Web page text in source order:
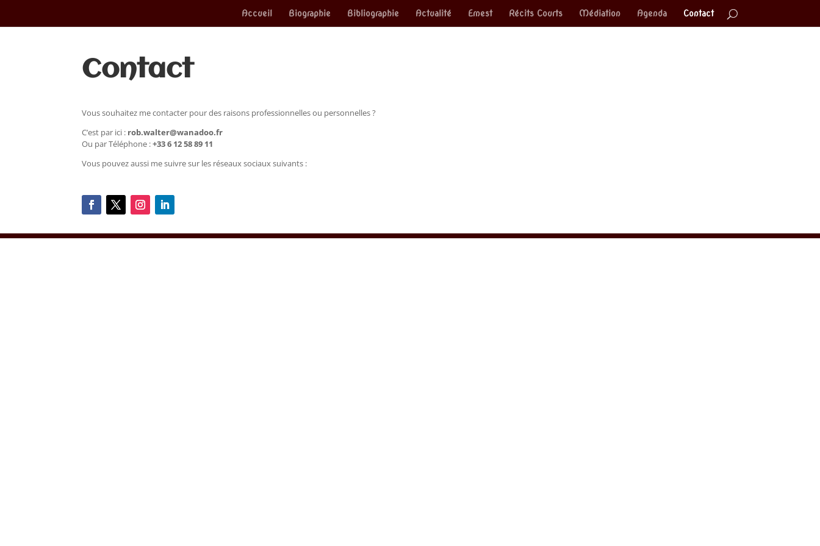
Accueil Biographie Bibliographie Actualité Ernest Récits Courts Médiation Agenda Contact
Contact
Vous souhaitez me contacter pour des raisons professionnelles ou personnelles ?
C’est par ici : rob.walter@wanadoo.fr
Ou par Téléphone :+33 6 12 58 89 11
Vous pouvez aussi me suivre sur les réseaux sociaux suivants :